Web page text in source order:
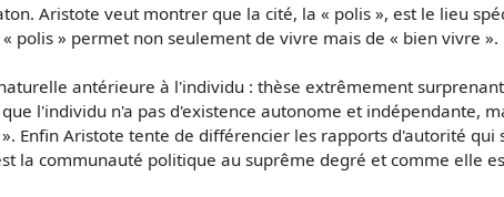
Aristote veut montrer que la cité, la « polis », est le lieu
polis » permet non seulement de vivre mais de « bien vivre ».
antérieure à l'individu : thèse extrêmement
l'individu n'a pas d'existence autonome et indépendante,
Enfin Aristote tente de différencier les rapports d'autorité
la communauté politique au suprême degré et comme elle